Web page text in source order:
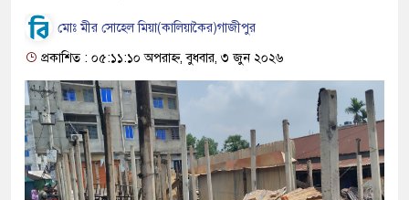
মোঃ মীর সোহেল মিয়া(কালিয়াকৈর)গাজীপুর
প্রকাশিত : ০৫:১১:১০ অপরাহ্ন, বুধবার, ৩ জুন ২০২৬